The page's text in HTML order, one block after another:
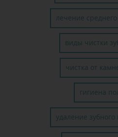
лечение
виды чистки
чистка от
гигиена
удаление